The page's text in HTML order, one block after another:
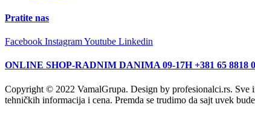
Pratite nas
Facebook InstagramYoutube Linkedin
ONLINE SHOP-RADNIM DANIMA 09-17H +381 65 8818
Copyright © 2022 VamalGrupa. Design by profesionalci.rs. Sve
tehničkih informacija i cena. Premda se trudimo da sajt uvek